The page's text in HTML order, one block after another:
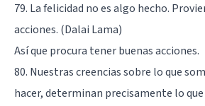
79. La felicidad no es algo hecho.
acciones. (Dalai Lama)
Así que procura tener buenas acciones.
80. Nuestras creencias sobre lo que
hacer, determinan precisamente lo que